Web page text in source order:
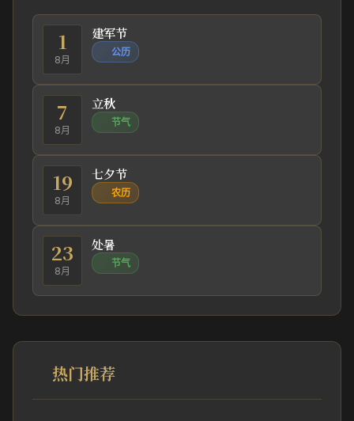
1
8月
建军节
公历
7
8月
立秋
节气
19
8月
七夕节
农历
23
8月
处暑
节气
热门推荐